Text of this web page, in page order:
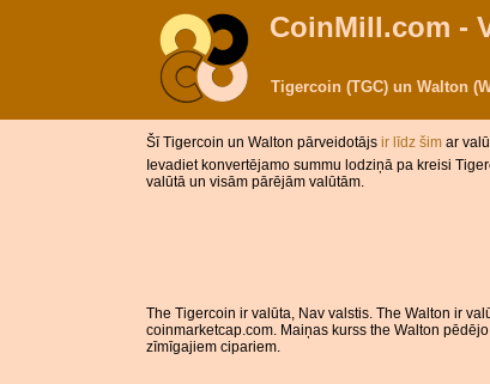
CoinMill.com -
Tigercoin (TGC) un Walton
Šī Tigercoin un Walton pārveidotājs ir līdz šim ar
Ievadiet konvertējamo summu lodziņā pa kreisi
valūtā un visām pārējām valūtām.
The Tigercoin ir valūta, Nav valstis. The Walton ir
coinmarketcap.com. Maiņas kurss the Walton
zīmīgajiem cipariem.